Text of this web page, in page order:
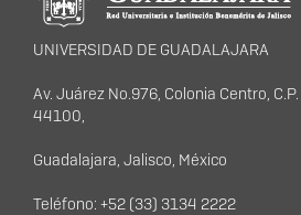
UNIVERSIDAD DE GUADALAJARA
Av. Juárez No.976, Colonia Centro, C.P.
44100,
Guadalajara, Jalisco, México
Teléfono: +52 (33) 3134 2222